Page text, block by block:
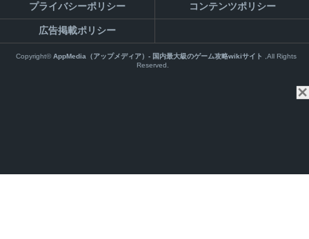
プライバシーポリシー コンテンツポリシー
広告掲載ポリシー
Copyright©AppMedia（アップメディア）- 国内最大級のゲーム攻略wikiサイト ,All Rights
Reserved.